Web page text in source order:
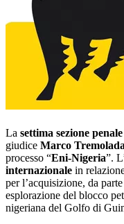
La settima sezione penale
giudice Marco Tremolada
processo “Eni-Nigeria”.
internazionale in
per l’acquisizione, da
esplorazione del blocco
nigeriana del Golfo di